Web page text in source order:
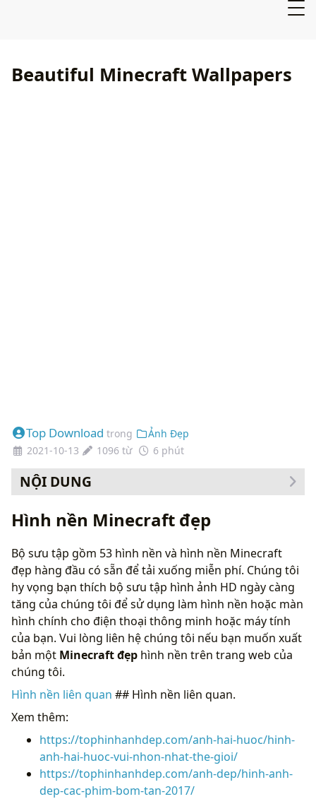
Beautiful Minecraft Wallpapers
Top Download trong
Ảnh Đẹp
2021-10-13
1096 từ 6 phút
NỘI DUNG
Hình nền Minecraft đẹp
Bộ sưu tập gồm 53 hình nền và hình nền Minecraft
đẹp hàng đầu có sẵn để tải xuống miễn phí. Chúng tôi
hy vọng bạn thích bộ sưu tập hình ảnh HD ngày càng
tăng của chúng tôi để sử dụng làm hình nền hoặc màn
hình chính cho điện thoại thông minh hoặc máy tính
của bạn. Vui lòng liên hệ chúng tôi nếu bạn muốn xuất
bản một Minecraft đẹp hình nền trên trang web của
chúng tôi.
Hình nền liên quan ## Hình nền liên quan.
Xem thêm:
https://tophinhanhdep.com/anh-hai-huoc/hinh-
anh-hai-huoc-vui-nhon-nhat-the-gioi/
https://tophinhanhdep.com/anh-dep/hinh-anh-
dep-cac-phim-bom-tan-2017/